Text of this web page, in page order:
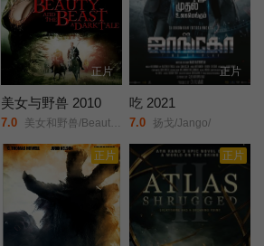
正片
美女与野兽 2010
7.0 美女和野兽/Beauty/and/the/Beast/
正片
吃 2021
7.0 扬戈/Jango/
正片 正片